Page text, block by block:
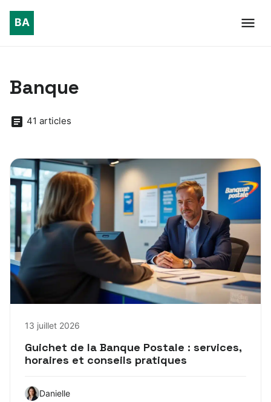
Banque
41 articles
13 juillet 2026
Guichet de la Banque Postale : services,
horaires et conseils pratiques
Danielle